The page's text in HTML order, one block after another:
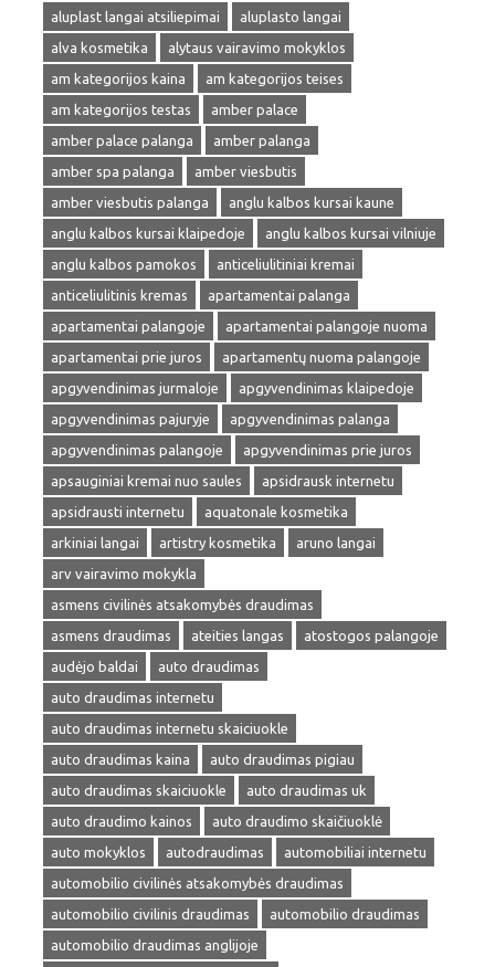
aluplast langai atsiliepimai
aluplasto langai
alva kosmetika
alytaus vairavimo mokyklos
am kategorijos kaina
am kategorijos teises
am kategorijos testas
amber palace
amber palace palanga
amber palanga
amber spa palanga
amber viesbutis
amber viesbutis palanga
anglu kalbos kursai kaune
anglu kalbos kursai klaipedoje
anglu kalbos kursai vilniuje
anglu kalbos pamokos
anticeliulitiniai kremai
anticeliulitinis kremas
apartamentai palanga
apartamentai palangoje
apartamentai palangoje nuoma
apartamentai prie juros
apartamentų nuoma palangoje
apgyvendinimas jurmaloje
apgyvendinimas klaipedoje
apgyvendinimas pajuryje
apgyvendinimas palanga
apgyvendinimas palangoje
apgyvendinimas prie juros
apsauginiai kremai nuo saules
apsidrausk internetu
apsidrausti internetu
aquatonale kosmetika
arkiniai langai
artistry kosmetika
aruno langai
arv vairavimo mokykla
asmens civilinės atsakomybės draudimas
asmens draudimas
ateities langas
atostogos palangoje
audėjo baldai
auto draudimas
auto draudimas internetu
auto draudimas internetu skaiciuokle
auto draudimas kaina
auto draudimas pigiau
auto draudimas skaiciuokle
auto draudimas uk
auto draudimo kainos
auto draudimo skaičiuoklė
auto mokyklos
autodraudimas
automobiliai internetu
automobilio civilinės atsakomybės draudimas
automobilio civilinis draudimas
automobilio draudimas
automobilio draudimas anglijoje